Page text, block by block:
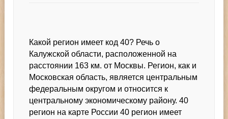
Какой регион имеет код 40? Речь о
Калужской области, расположенной на
расстоянии 163 км. от Москвы. Регион, как и
Московская область, является центральным
федеральным округом и относится к
центральному экономическому району. 40
регион на карте России 40 регион имеет